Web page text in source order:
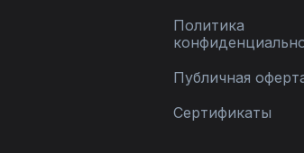
Политика
Публичная
Сертификаты